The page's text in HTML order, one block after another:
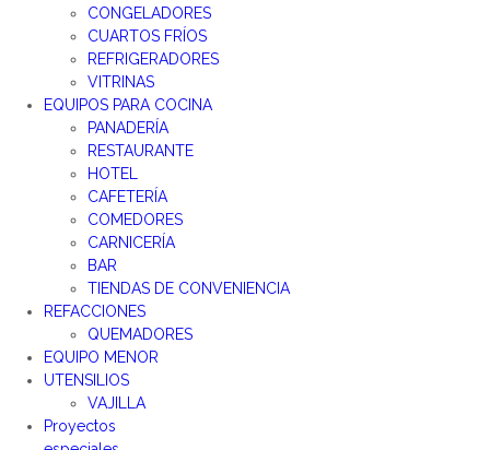
CONGELADORES
CUARTOS FRÍOS
REFRIGERADORES
VITRINAS
EQUIPOS PARA COCINA
PANADERÍA
RESTAURANTE
HOTEL
CAFETERÍA
COMEDORES
CARNICERÍA
BAR
TIENDAS DE CONVENIENCIA
REFACCIONES
QUEMADORES
EQUIPO MENOR
UTENSILIOS
VAJILLA
Proyectos